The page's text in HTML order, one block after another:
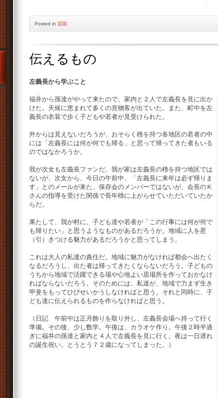
Posted in 芸能
伝えるもの
左義長から学ぶこと
福井から孫達がやって来たので、家内と２人で左義長を見に出か
けた。天候に恵まれて多くの見物客が出ていた。また、町中を左
義長の衣装で歩く子どもや若者が見受けられた。
外からは見えないだろうが、おそらく櫓を持つ各地区の若者の中
には「左義長には何が何でも帰る」と思って帰ってきた者もいる
のではなかろうか。
我が次女も左義長ファンだ。我が家は左義長の櫓を持つ地区では
ないが、次女から、今日の午前中、「左義長に来年は必ず帰りま
す」とのメールが来た。保存会のメンバーではないが、会長のＫ
さんの指導を受けた関係で長年櫓に上がらせていただいていたか
らだ。
果たして、我が村に、子ども達や若者が「この行事には何が何で
も帰りたい」と思うようなものがあるだろうか。地域に人を惹
（引）きつける魅力があるだろうかと思ってしまう。
これは大人の私達の責任だ。地域に魅力がなければ都会へ出たく
なるだろうし、出た者は帰ってきたくならないだろう。子どもの
うちから地域で活躍できる場や心地よい居場所を作っておかなけ
ればならないだろう。そのためには、私達が、地域で力まず生き
甲斐をもってひびせいかうしなければと思う。それと同時に、子
ども達に伝えられるものを作らなければと思う。
（日記 午前中は正月飾りを取り外し、左義長会場へ持って行く
準備。その後、少し数学。午後は、カラオケ作り。午後２時半過
ぎに福井の孫達と家内と４人で左義長を見に行く。夜は一日遅れ
の誕生祝い。とうとう７２歳になってしまった。）